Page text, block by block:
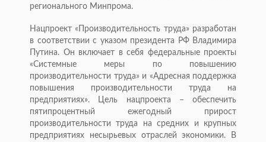
регионального Минпрома.
Нацпроект «Производительность труда» разработан
в соответствии с указом президента РФ Владимира
Путина. Он включает в себя федеральные проекты
«Системные меры по повышению
производительности труда» и «Адресная поддержка
повышения производительности труда на
предприятиях». Цель нацпроекта – обеспечить
пятипроцентный ежегодный прирост
производительности труда на средних и крупных
предприятиях несырьевых отраслей экономики. В